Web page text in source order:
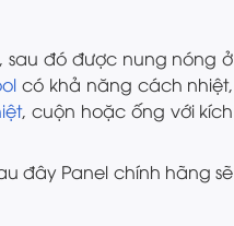
sau đó được nung nóng ở
có khả năng cách nhiệt,
, cuộn hoặc ống với kích
đây Panel chính hãng sẽ